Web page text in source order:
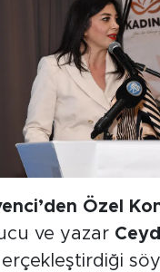
Özel
ve yazar